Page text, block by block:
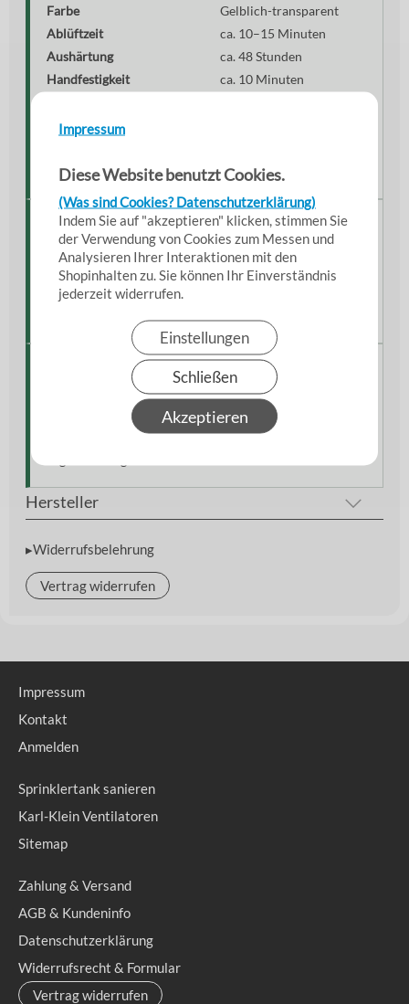
Impressum
Diese Website benutzt Cookies.
(Was sind Cookies? Datenschutzerklärung)
Indem Sie auf "akzeptieren" klicken, stimmen Sie
der Verwendung von Cookies zum Messen und
Analysieren Ihrer Interaktionen mit den
Shopinhalten zu. Sie können Ihr Einverständnis
jederzeit widerrufen.
Einstellungen
Schließen
Akzeptieren
Farbe
Gelblich-transparent
Ablüftzeit
ca. 10–15 Minuten
Aushärtung
ca. 48 Stunden
Handfestigkeit
ca. 10 Minuten
Temperaturbeständigkeit
Inhalt
350 ml
Hinweise zur Anwendung
Untergrund sauber, trocken und fettfrei halten. Kleber
gleichmäßig mit dem Pinsel auftragen, ablüften lassen
und anschließend die Materialien zusammenfügen. Für
Einordnung & Einsatzkontext
Ein leistungsstarker Spezialkleber für professionelle
Anwendungen und größere Flächen. Ideal für Anwender,
die Wert auf effizientes Arbeiten und dauerhafte
Hersteller
▸Widerrufsbelehrung
Vertrag widerrufen
Impressum
Kontakt
Anmelden
Sprinklertank sanieren
Karl-Klein Ventilatoren
Sitemap
Zahlung & Versand
AGB & Kundeninfo
Datenschutzerklärung
Widerrufsrecht & Formular
Vertrag widerrufen